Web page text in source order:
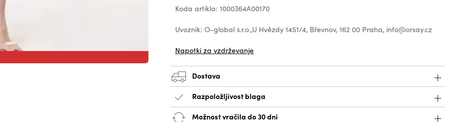
Koda artikla: 1000364A00170
Uvoznik: O-global s.r.o.,U Hvězdy 1451/4, Břevnov, 162 00 Praha, info@orsay.cz
Napotki za vzdrževanje
Dostava
Razpoložljivost blaga
Možnost vračila do 30 dni